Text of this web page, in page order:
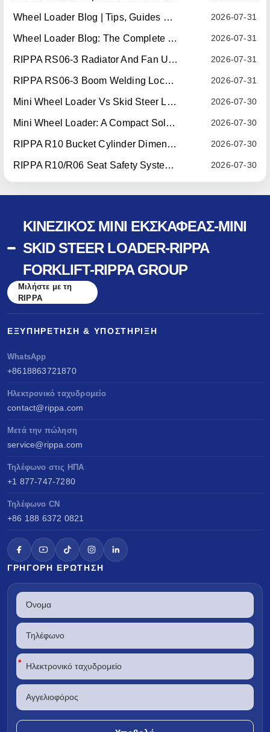
2026-07-31
Wheel Loader Blog | Tips, Guides & Attachments
2026-07-31
Wheel Loader Blog: The Complete Guide To Wheel Loaders For Construction, Agriculture, And Material Handling
2026-07-31
RIPPA RS06-3 Radiator And Fan Upgrade — Effective July 10, 2026
2026-07-31
RIPPA RS06-3 Boom Welding Locating Bar Optimization — Effective July 15, 2026
2026-07-30
Mini Wheel Loader Vs Skid Steer Loader: Which Compact Machine Is Better For Your Business?
2026-07-30
Mini Wheel Loader: A Compact Solution For Efficient Material Handling
2026-07-30
RIPPA R10 Bucket Cylinder Dimension Optimization — Effective July 15, 2026
2026-07-30
RIPPA R10/R06 Seat Safety System Upgrade — Effective July 22, 2026
ΚΙΝΈΖΙΚΟΣ ΜΊΝΙ ΕΚΣΚΑΦΈΑΣ-MINI
SKID STEER LOADER-RIPPA
FORKLIFT-RIPPA GROUP
Μιλήστε με τη
RIPPA
ΕΞΥΠΗΡΈΤΗΣΗ & ΥΠΟΣΤΉΡΙΞΗ
WhatsApp
+8618863721870
Ηλεκτρονικό ταχυδρομείο
contact@rippa.com
Μετά την πώληση
service@rippa.com
Τηλέφωνο στις ΗΠΑ
+1 877-747-7280
Τηλέφωνο CN
+86 188 6372 0821
ΓΡΉΓΟΡΗ ΕΡΏΤΗΣΗ
*